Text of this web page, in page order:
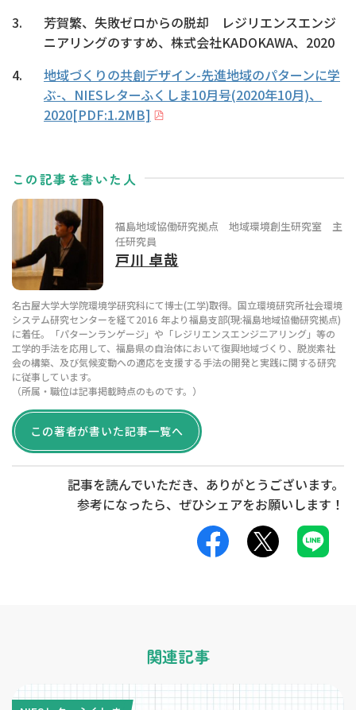
芳賀繁、失敗ゼロからの脱却 レジリエンスエンジ
ニアリングのすすめ、株式会社KADOKAWA、2020
地域づくりの共創デザイン-先進地域のパターンに学
ぶ-、NIESレターふくしま10月号(2020年10月)、
2020[PDF:1.2MB]
この記事を書いた人
戸川 卓哉
福島地域協働研究拠点 地域環境創生研究室 主
任研究員
名古屋大学大学院環境学研究科にて博士(工学)取得。国⽴環境研究所社会環境
システム研究センターを経て2016 年より福島⽀部(現:福島地域協働研究拠点)
に着任。「パターンランゲージ」や「レジリエンスエンジニアリング」等の
工学的手法を応用して、福島県の自治体において復興地域づくり、脱炭素社
会の構築、及び気候変動への適応を支援する手法の開発と実践に関する研究
に従事しています。
（所属・職位は記事掲載時点のものです。）
この著者が書いた記事一覧へ
記事を読んでいただき、ありがとうございます。
参考になったら、ぜひシェアをお願いします！
関連記事